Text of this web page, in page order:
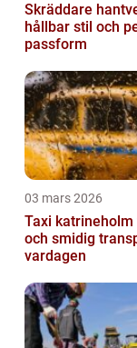
Skräddare hantverk,
hållbar stil och
passform
03 mars 2026
Taxi katrineholm trygg
och smidig
vardagen